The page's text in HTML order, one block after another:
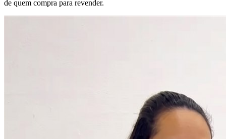
de quem compra para revender.